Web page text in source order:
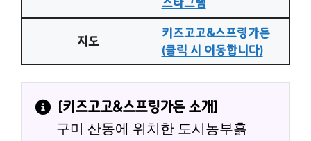
지도
키즈고고&스프링가든
(클릭 시 이동합니다)
[키즈고고&스프링가든 소개]
구미 산동에 위치한 도시농부흙